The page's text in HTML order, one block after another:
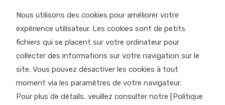
Nous utilisons des cookies pour améliorer votre
expérience utilisateur. Les cookies sont de petits
fichiers qui se placent sur votre ordinateur pour
collecter des informations sur votre navigation sur le
site. Vous pouvez désactiver les cookies à tout
moment via les paramètres de votre navigateur.
Pour plus de détails, veuillez consulter notre [Politique